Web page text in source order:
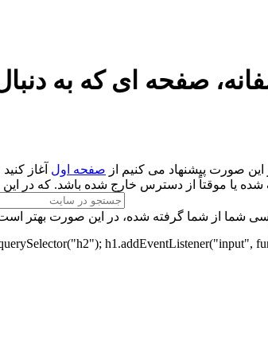
صفحه ای که به
صورت پیشنهاد می کنیم از صفحه اول آغاز
یا موقتاً از دسترس خارج شده باشد. که در
شما از شما گرفته شده، در این صورت بهتر
h1.addEventListener("input",